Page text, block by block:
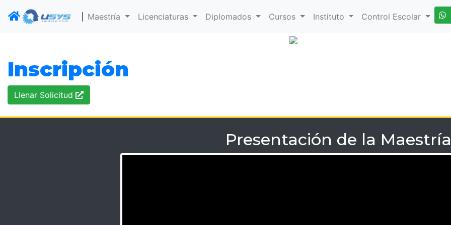
Maestría Licenciaturas Diplomados Cursos Instituto Control Escolar
Inscripción
Llenar Solicitud
Presentación de la Maestría